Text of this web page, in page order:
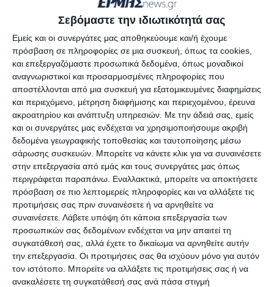
Σεβόμαστε την ιδιωτικότητά σας
Εμείς και οι συνεργάτες μας αποθηκεύουμε και/ή έχουμε
πρόσβαση σε πληροφορίες σε μια συσκευή, όπως τα cookies,
και επεξεργαζόμαστε προσωπικά δεδομένα, όπως μοναδικοί
αναγνωριστικοί και προσαρμοσμένες πληροφορίες που
αποστέλλονται από μια συσκευή για εξατομικευμένες διαφημίσεις
και περιεχόμενο, μέτρηση διαφήμισης και περιεχομένου, έρευνα
ακροατηρίου και ανάπτυξη υπηρεσιών. Με την άδειά σας, εμείς
και οι συνεργάτες μας ενδέχεται να χρησιμοποιήσουμε ακριβή
δεδομένα γεωγραφικής τοποθεσίας και ταυτοποίησης μέσω
σάρωσης συσκευών. Μπορείτε να κάνετε κλικ για να συναινέσετε
στην επεξεργασία από εμάς και τους συνεργάτες μας όπως
περιγράφεται παραπάνω. Εναλλακτικά, μπορείτε να αποκτήσετε
πρόσβαση σε πιο λεπτομερείς πληροφορίες και να αλλάξετε τις
προτιμήσεις σας πριν συναινέσετε ή να αρνηθείτε να
συναινέσετε. Λάβετε υπόψη ότι κάποια επεξεργασία των
προσωπικών σας δεδομένων ενδέχεται να μην απαιτεί τη
συγκατάθεσή σας, αλλά έχετε το δικαίωμα να αρνηθείτε αυτήν
την επεξεργασία. Οι προτιμήσεις σας θα ισχύουν μόνο για αυτόν
τον ιστότοπο. Μπορείτε να αλλάξετε τις προτιμήσεις σας ή να
ανακαλέσετε τη συγκατάθεσή σας ανά πάσα στιγμή
την Π.Ε. Αττικής, εκ των οποίων τα
δέκα ανέφεραν στενή επαφή με
επιβεβαιωμένο κρούσμα, ενώ τα
τρία είχαν ιστορικό πρόσφατο
ταξιδιού σε περιοχές με θετικά
κρούσματα.
τριανταπέντε (35) στην
Π.Ε. Θεσσαλονίκης.
πενήντα (50) στην Π.Ε Χαλκιδικής,
συνδεόμενα με εργοστάσιο
ελαιουργίας.